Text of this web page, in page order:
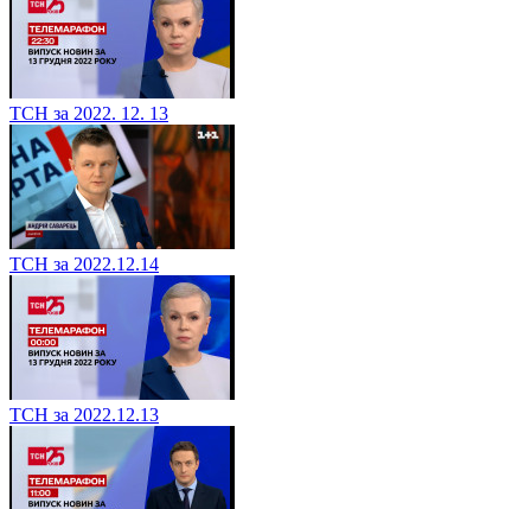
ТСН за 2022. 12. 13
ТСН за 2022.12.14
ТСН за 2022.12.13